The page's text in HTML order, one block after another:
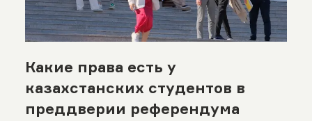
Какие права есть у
казахстанских студентов в
преддверии референдума